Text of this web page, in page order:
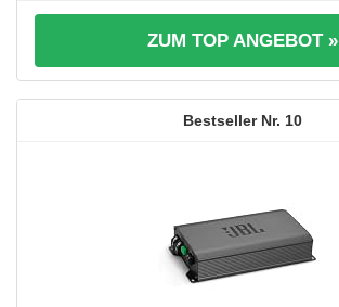
ZUM TOP ANGEBOT »
10